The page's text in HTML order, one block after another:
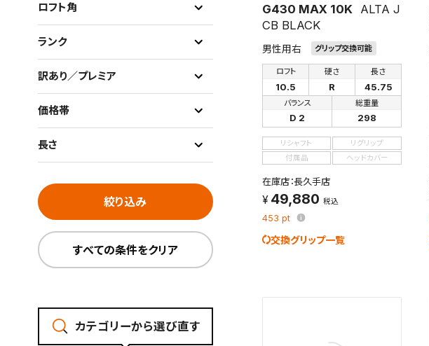
G430 MAX 10K
ALTA J
CB BLACK
男性用右 グリップ交換可能
ロフト
10.5
硬さ
R
長さ
45.75
バランス
D 2
総重量
298
リシャフト
リグリップ
付属品
ヘッドカバー
在庫店：長久手店
49,880 税込
453 pt
交換グリップ一覧
ロフト角
ランク
訳あり／プレミア
価格帯
長さ
絞り込み
すべての条件をクリア
カテゴリーから選び直す